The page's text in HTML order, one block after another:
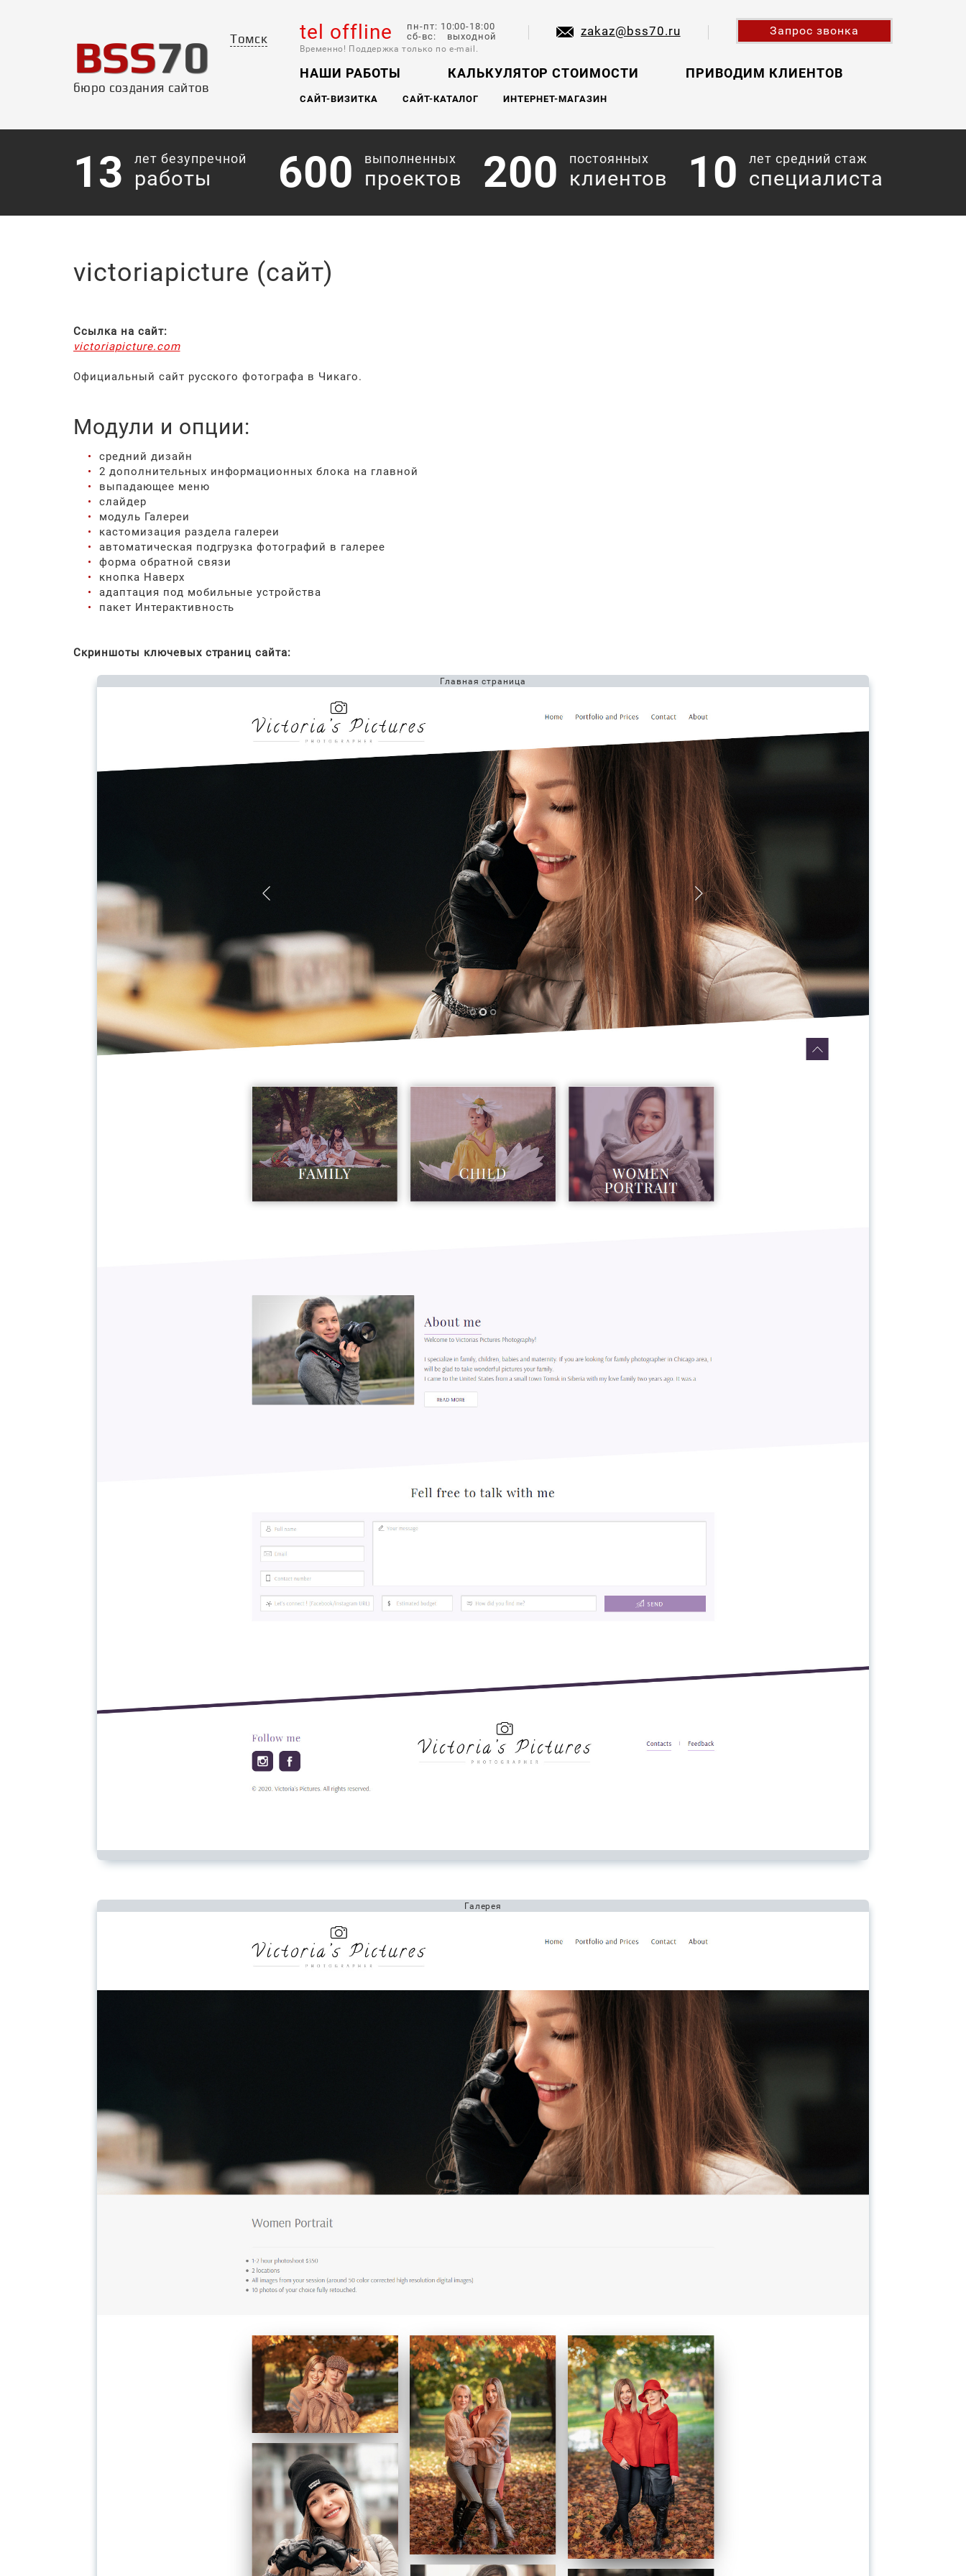
BSS70
бюро создания сайтов
Томск tel offline
пн-пт: 10:00-18:00
сб-вс: выходной
Временно! Поддержка только по e-mail.
zakaz@bss70.ru Запрос звонка
НАШИ РАБОТЫ КАЛЬКУЛЯТОР СТОИМОСТИ ПРИВОДИМ КЛИЕНТОВ
САЙТ-ВИЗИТКА САЙТ-КАТАЛОГ ИНТЕРНЕТ-МАГАЗИН
13 лет безупречной
работы 600 выполненных
проектов 200 постоянных
клиентов 10 лет средний стаж
специалиста
victoriapicture (сайт)
Ссылка на сайт:
victoriapicture.com
Официальный сайт русского фотографа в Чикаго.
Модули и опции:
средний дизайн
2 дополнительных информационных блока на главной
выпадающее меню
слайдер
модуль Галереи
кастомизация раздела галереи
автоматическая подгрузка фотографий в галерее
форма обратной связи
кнопка Наверх
адаптация под мобильные устройства
пакет Интерактивность
Скриншоты ключевых страниц сайта:
Главная страница
Галерея